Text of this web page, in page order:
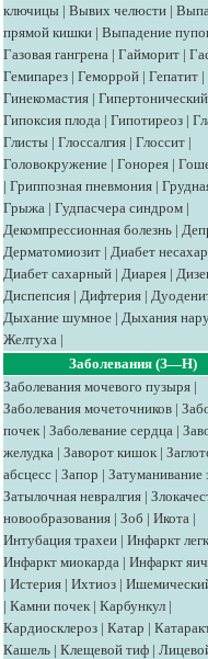
ключицы | Вывих челюсти |
прямой кишки | Выпадение
Газовая гангрена | Гайморит |
Гемипарез | Геморрой | Гепатит |
Гинекомастия |
Гипоксия плода | Гипотиреоз |
Глисты | Глоссалгия | Глоссит |
Головокружение | Гонорея |
| Гриппозная пневмония |
Грыжа | Гудпасчера синдром |
Декомпрессионная болезнь |
Дерматомиозит | Диабет
Диабет сахарный | Диарея |
Диспепсия | Дифтерия |
Дыхание шумное | Дыхания
Желтуха |
Заболевания (З—Н)
Заболевания мочевого пузыря |
Заболевания мочеточников |
почек | Заболевание сердца |
желудка | Заворот кишок |
абсцесс | Запор | Затуманивание
Затылочная невралгия |
новообразования | Зоб | Икота |
Интубация трахеи | Инфаркт
Инфаркт миокарда | Инфаркт
| Истерия | Ихтиоз |
| Камни почек | Карбункул |
Кардиосклероз | Катар |
Кашель | Клещевой тиф |